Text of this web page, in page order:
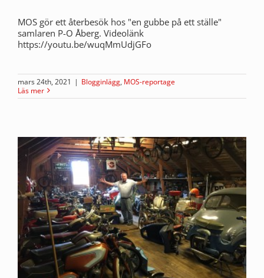
MOS gör ett återbesök hos "en gubbe på ett ställe"
samlaren P-O Åberg. Videolänk
https://youtu.be/wuqMmUdjGFo
mars 24th, 2021 | Blogginlägg, MOS-reportage
Läs mer